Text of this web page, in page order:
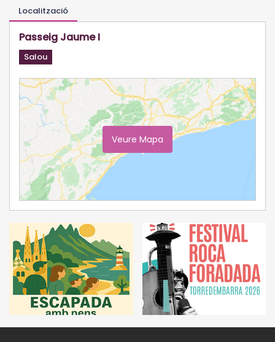
Localització
Passeig Jaume I
Salou
Veure Mapa